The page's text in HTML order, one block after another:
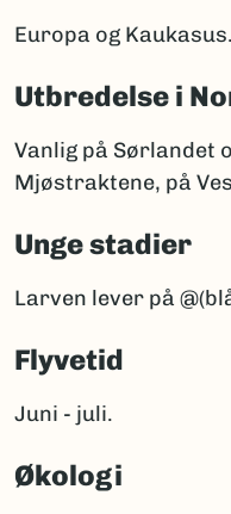
Europa og Kaukasus.
Utbredelse i
Vanlig på Sørlandet
Mjøstraktene, på
Unge stadier
Larven lever på
Flyvetid
Juni - juli.
Økologi